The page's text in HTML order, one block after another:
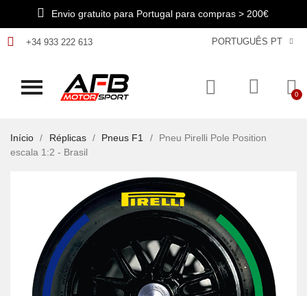
Envio gratuito para Portugal para compras > 200€
+34 933 222 613 PORTUGUÊS PT
Início Réplicas Pneus F1
Pneu Pirelli Pole Position
escala 1:2 - Brasil